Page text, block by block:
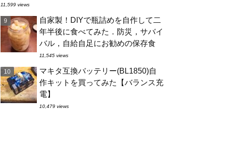
11,599 views
自家製！DIYで瓶詰めを自作して二
年半後に食べてみた．防災，サバイ
バル，自給自足にお勧めの保存食
11,545 views
マキタ互換バッテリー(BL1850)自
作キットを買ってみた【バランス充
電】
10,479 views